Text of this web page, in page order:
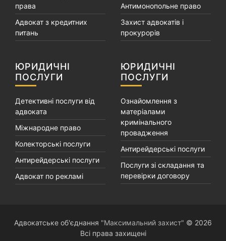
права
Адвокат з кредитних
питань
Антимонопольне право
Захист адвокатів і
прокурорів
ЮРИДИЧНІ
ПОСЛУГИ
Детективні послуги від
адвоката
Міжнародне право
Колекторські послуги
Антирейдерські послуги
Адвокат по рекламі
ЮРИДИЧНІ
ПОСЛУГИ
Ознайомлення з
матеріалами
кримінального
провадження
Антирейдерські послуги
Послуги зі складання та
перевірки договору
Адвокатське об'єднання "Максимальний захист" © 2026
Всі права захищені